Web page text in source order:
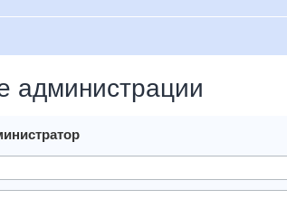
администрации